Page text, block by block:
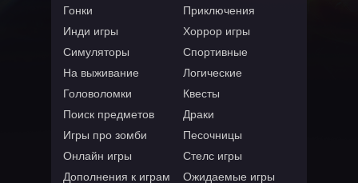
Гонки
Приключения
Инди игры
Хоррор игры
Симуляторы
Спортивные
На выживание
Логические
Головоломки
Квесты
Поиск предметов
Драки
Игры про зомби
Песочницы
Онлайн игры
Стелс игры
Дополнения к играм
Ожидаемые игры